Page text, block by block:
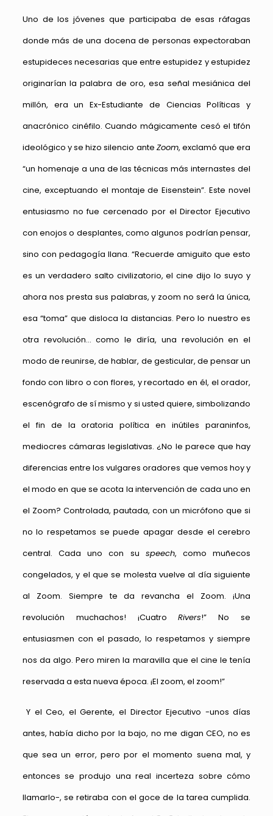
Uno de los jóvenes que participaba de esas ráfagas
donde más de una docena de personas expectoraban
estupideces necesarias que entre estupidez y estupidez
originarían la palabra de oro, esa señal mesiánica del
millón, era un Ex-Estudiante de Ciencias Políticas y
anacrónico cinéfilo. Cuando mágicamente cesó el tifón
ideológico y se hizo silencio ante Zoom, exclamó que era
“un homenaje a una de las técnicas más internastes del
cine, exceptuando el montaje de Eisenstein”. Este novel
entusiasmo no fue cercenado por el Director Ejecutivo
con enojos o desplantes, como algunos podrían pensar,
sino con pedagogía llana. “Recuerde amiguito que esto
es un verdadero salto civilizatorio, el cine dijo lo suyo y
ahora nos presta sus palabras, y zoom no será la única,
esa “toma” que disloca la distancias. Pero lo nuestro es
otra revolución… como le diría, una revolución en el
modo de reunirse, de hablar, de gesticular, de pensar un
fondo con libro o con flores, y recortado en él, el orador,
escenógrafo de sí mismo y si usted quiere, simbolizando
el fin de la oratoria política en inútiles paraninfos,
mediocres cámaras legislativas. ¿No le parece que hay
diferencias entre los vulgares oradores que vemos hoy y
el modo en que se acota la intervención de cada uno en
el Zoom? Controlada, pautada, con un micrófono que si
no lo respetamos se puede apagar desde el cerebro
central. Cada uno con su speech, como muñecos
congelados, y el que se molesta vuelve al día siguiente
al Zoom. Siempre te da revancha el Zoom. ¡Una
revolución muchachos! ¡CuatroRivers!” No se
entusiasmen con el pasado, lo respetamos y siempre
nos da algo. Pero miren la maravilla que el cine le tenía
reservada a esta nueva época. ¡El zoom, el zoom!”
Y el Ceo, el Gerente, el Director Ejecutivo -unos días
antes, había dicho por la bajo, no me digan CEO, no es
que sea un error, pero por el momento suena mal, y
entonces se produjo una real incerteza sobre cómo
llamarlo-, se retiraba con el goce de la tarea cumplida.